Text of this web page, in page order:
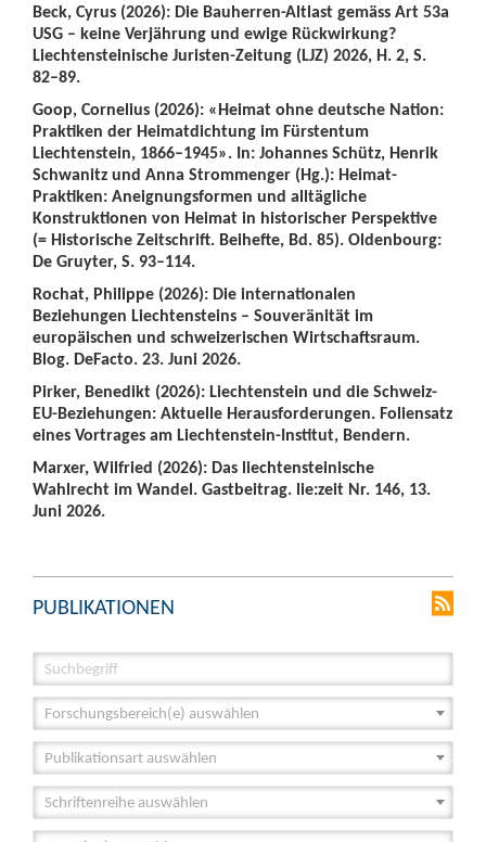
Beck, Cyrus (2026): Die Bauherren-Altlast gemäss Art 53a
USG – keine Verjährung und ewige Rückwirkung?
Liechtensteinische Juristen-Zeitung (LJZ) 2026, H. 2, S.
82–89.
Goop, Cornelius (2026): «Heimat ohne deutsche Nation:
Praktiken der Heimatdichtung im Fürstentum
Liechtenstein, 1866–1945». In: Johannes Schütz, Henrik
Schwanitz und Anna Strommenger (Hg.): Heimat-
Praktiken: Aneignungsformen und alltägliche
Konstruktionen von Heimat in historischer Perspektive
(= Historische Zeitschrift. Beihefte, Bd. 85). Oldenbourg:
De Gruyter, S. 93–114.
Rochat, Philippe (2026): Die internationalen
Beziehungen Liechtensteins – Souveränität im
europäischen und schweizerischen Wirtschaftsraum.
Blog. DeFacto. 23. Juni 2026.
Pirker, Benedikt (2026): Liechtenstein und die Schweiz-
EU-Beziehungen: Aktuelle Herausforderungen. Foliensatz
eines Vortrages am Liechtenstein-Institut, Bendern.
Marxer, Wilfried (2026): Das liechtensteinische
Wahlrecht im Wandel. Gastbeitrag. lie:zeit Nr. 146, 13.
Juni 2026.
PUBLIKATIONEN
Forschungsbereich(e) auswählen
Publikationsart auswählen
Schriftenreihe auswählen